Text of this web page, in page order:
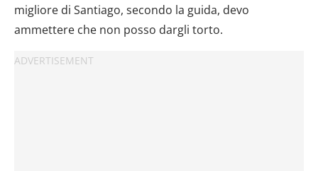
migliore di Santiago, secondo la guida, devo
ammettere che non posso dargli torto.